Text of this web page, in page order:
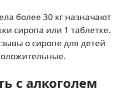
более 30 кг назначают
сиропа или 1 таблетке.
о сиропе для детей
с алкоголем